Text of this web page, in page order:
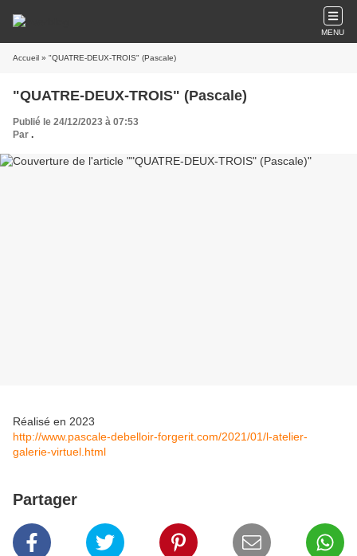
MENU
Accueil » "QUATRE-DEUX-TROIS" (Pascale)
"QUATRE-DEUX-TROIS" (Pascale)
Publié le 24/12/2023 à 07:53
Par .
Réalisé en 2023
http://www.pascale-debelloir-forgerit.com/2021/01/l-atelier-
galerie-virtuel.html
Partager